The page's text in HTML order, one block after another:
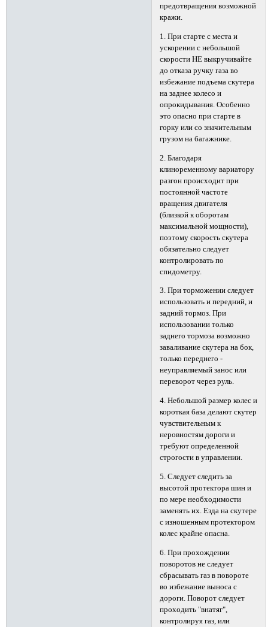
предотвращения возможной
кражи.
1. При старте с места и
ускорении с небольшой
скорости НЕ выкручивайте
до отказа ручку газа во
избежание подъема скутера
на заднее колесо и
опрокидывания. Особенно
это опасно при старте в
горку или со значительным
грузом на багажнике.
2. Благодаря
клиноременному вариатору
разгон происходит при
постоянной частоте
вращения двигателя
(близкой к оборотам
максимальной мощности),
поэтому скорость скутера
обязательно следует
контролировать по
спидометру.
3. При торможении следует
использовать и передний, и
задний тормоз. При
использовании только
заднего тормоза возможно
заваливание скутера на бок,
только переднего -
неуправляемый занос или
переворот через руль.
4. Небольшой размер колес и
короткая база делают скутер
чувствительным к
неровностям дороги и
требуют определенной
строгости в управлении.
5. Следует следить за
высотой протектора шин и
по мере необходимости
заменять их. Езда на скутере
с изношенным протектором
колес крайне опасна.
6. При прохождении
поворотов не следует
сбрасывать газ в повороте
во избежание выноса с
дороги. Поворот следует
проходить "внатяг",
контролируя газ, или